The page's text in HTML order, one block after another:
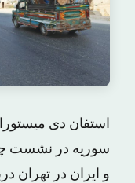
استفان دی
سوریه در نشست
و ایران در تهران